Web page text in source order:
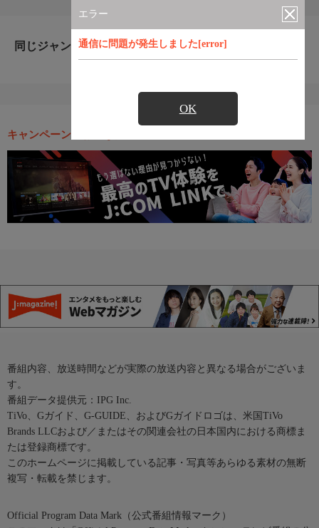
エラー
通信に問題が発生しました[error]
OK
同じジャンルのおすすめ番組
キャンペーン・お得な情報
番組内容、放送時間などが実際の放送内容と異なる場合がございま
す。
番組データ提供元：IPG Inc.
TiVo、Gガイド、G-GUIDE、およびGガイドロゴは、米国TiVo
Brands LLCおよび／またはその関連会社の日本国内における商標ま
たは登録商標です。
このホームページに掲載している記事・写真等あらゆる素材の無断
複写・転載を禁じます。
Official Program Data Mark（公式番組情報マーク）